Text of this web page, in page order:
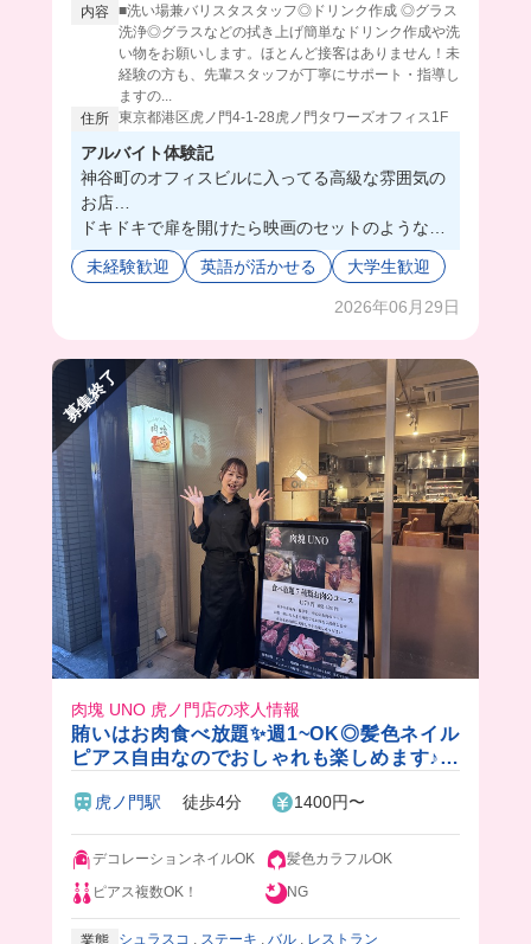
内容 ■洗い場兼バリスタスタッフ◎ドリンク作成 ◎グラス
洗浄◎グラスなどの拭き上げ簡単なドリンク作成や洗
い物をお願いします。ほとんど接客はありません！未
経験の方も、先輩スタッフが丁寧にサポート・指導し
ますの...
住所 東京都港区虎ノ門4-1-28虎ノ門タワーズオフィス1F
アルバイト体験記
神谷町のオフィスビルに入ってる高級な雰囲気の
お店…
ドキドキで扉を開けたら映画のセットのような豪
華な店内に、笑顔が素敵なマネージャーさんがい
て一気に緊張がほぐれた😮‍💨💕
ここ実は、世界展開してる超有名なレストランな
皆さん知識や経験が豊富で、働くだけでなくマナ
ーや知識を学べちゃいそう🥹
まかないで絶品料理も食べられちゃうよ🤤
接客も難しいこともしたくないけど、美味しいま
かないが食べたいっていう欲張りさんにおすすめ
🤭
未経験歓迎 英語が活かせる 大学生歓迎
2026年06月29日
募集終了
肉塊 UNO 虎ノ門店の求人情報
賄いはお肉食べ放題✨週1~OK◎髪色ネイル
ピアス自由なのでおしゃれも楽しめます♪★
虎ノ門駅 徒歩4分 1400円〜
デコレーションネイルOK
髪色カラフルOK
ピアス複数OK！
NG
シュラスコ ステーキ バル レストラン